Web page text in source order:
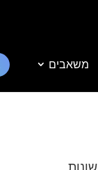
משאבים
שונות